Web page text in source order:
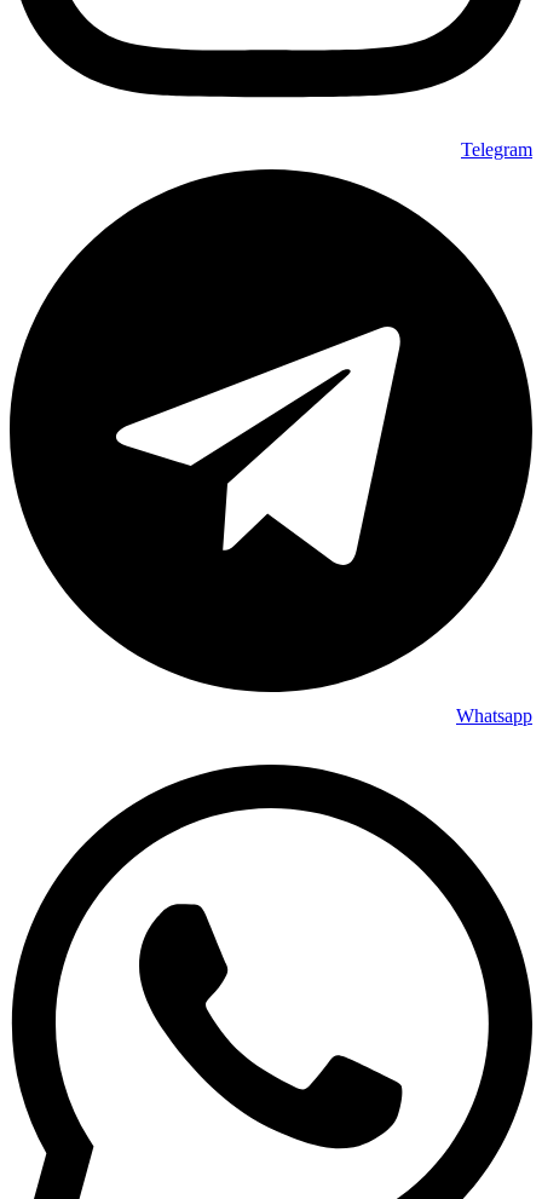
Telegram
Whatsapp